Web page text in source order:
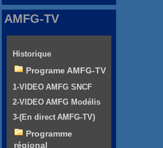
AMFG-TV
Historique
Programe AMFG-TV
1-VIDEO AMFG SNCF
2-VIDEO AMFG Modélis
3-(En direct AMFG-TV)
Programme
régional